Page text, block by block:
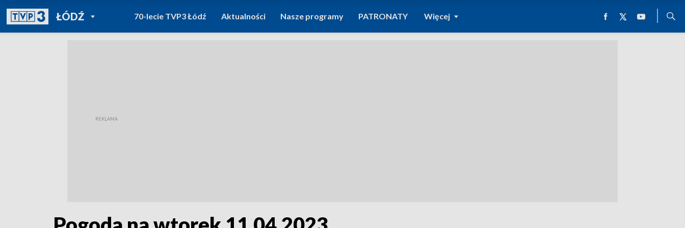
ŁÓDŹPOWRÓT DO
TVP REGIONY
70-lecie TVP3 Łódź Aktualności Nasze programy PATRONATY Więcej